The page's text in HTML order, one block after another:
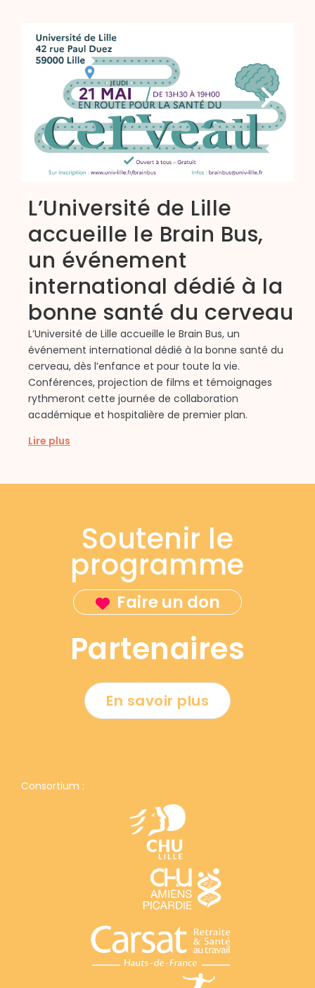
L’Université de Lille
accueille le Brain Bus,
un événement
international dédié à la
bonne santé du cerveau
L’Université de Lille accueille le Brain Bus, un
événement international dédié à la bonne santé du
cerveau, dès l’enfance et pour toute la vie.
Conférences, projection de films et témoignages
rythmeront cette journée de collaboration
académique et hospitalière de premier plan.
Lire plus
Soutenir le
programme
Faire un don
Partenaires
En savoir plus
Consortium :